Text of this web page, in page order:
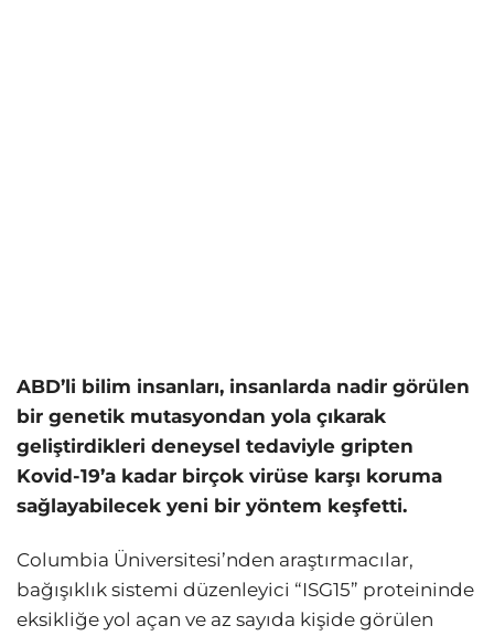
ABD’li bilim insanları, insanlarda nadir görülen
bir genetik mutasyondan yola çıkarak
geliştirdikleri deneysel tedaviyle gripten
Kovid-19’a kadar birçok virüse karşı koruma
sağlayabilecek yeni bir yöntem keşfetti.
Columbia Üniversitesi’nden araştırmacılar,
bağışıklık sistemi düzenleyici “ISG15” proteininde
eksikliğe yol açan ve az sayıda kişide görülen